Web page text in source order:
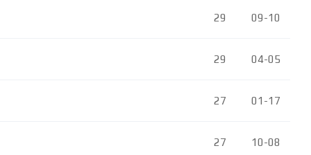
29 09-10
29 04-05
27 01-17
27 10-08